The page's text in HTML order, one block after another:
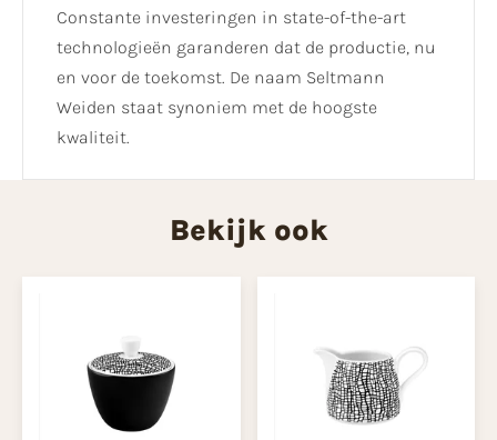
Constante investeringen in state-of-the-art
technologieën garanderen dat de productie, nu
en voor de toekomst. De naam Seltmann
Weiden staat synoniem met de hoogste
kwaliteit.
Bekijk ook